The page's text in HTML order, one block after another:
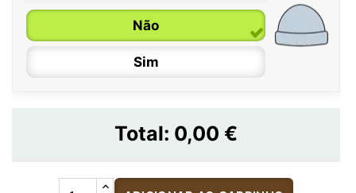
Não
Sim
Total: 0,00 €